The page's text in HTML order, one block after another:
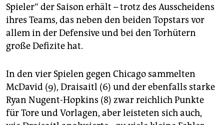
Spieler“ der Saison erhält – trotz des Ausscheidens
ihres Teams, das neben den beiden Topstars vor
allem in der Defensive und bei den Torhütern
große Defizite hat.
In den vier Spielen gegen Chicago sammelten
McDavid (9), Draisaitl (6) und der ebenfalls starke
Ryan Nugent-Hopkins (8) zwar reichlich Punkte
für Tore und Vorlagen, aber leisteten sich auch,